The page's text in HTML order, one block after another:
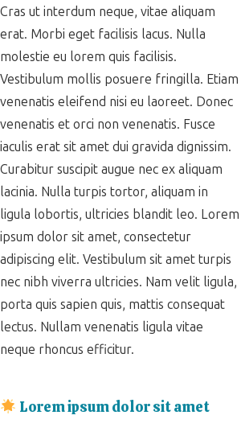
Cras ut interdum neque, vitae aliquam
erat. Morbi eget facilisis lacus. Nulla
molestie eu lorem quis facilisis.
Vestibulum mollis posuere fringilla. Etiam
venenatis eleifend nisi eu laoreet. Donec
venenatis et orci non venenatis. Fusce
iaculis erat sit amet dui gravida dignissim.
Curabitur suscipit augue nec ex aliquam
lacinia. Nulla turpis tortor, aliquam in
ligula lobortis, ultricies blandit leo. Lorem
ipsum dolor sit amet, consectetur
adipiscing elit. Vestibulum sit amet turpis
nec nibh viverra ultricies. Nam velit ligula,
porta quis sapien quis, mattis consequat
lectus. Nullam venenatis ligula vitae
neque rhoncus efficitur.
Lorem ipsum dolor sit amet